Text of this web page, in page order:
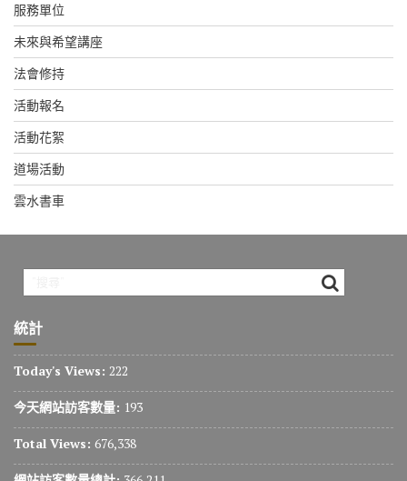
服務單位
未來與希望講座
法會修持
活動報名
活動花絮
道場活動
雲水書車
統計
Today's Views: 222
今天網站訪客數量: 193
Total Views: 676,338